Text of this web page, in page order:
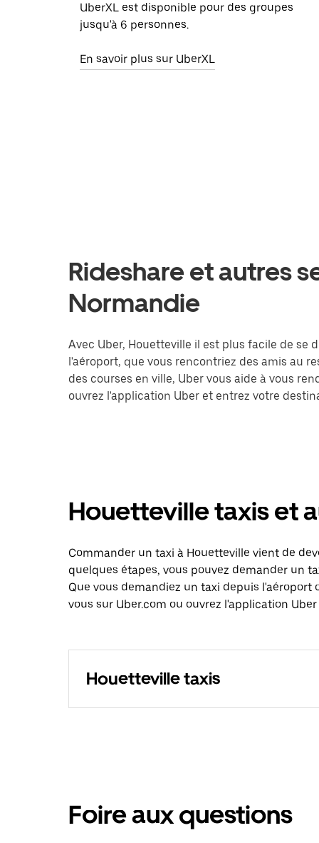
UberXL est disponible pour des groupes
jusqu'à 6 personnes.
En savoir plus sur UberXL
Rideshare et autres
Normandie
Avec Uber, Houetteville il est plus facile de se
l'aéroport, que vous rencontriez des amis au
des courses en ville, Uber vous aide à vous
ouvrez l'application Uber et entrez votre
Houetteville taxis et
Commander un taxi à Houetteville vient de
quelques étapes, vous pouvez demander un
Que vous demandiez un taxi depuis
vous sur Uber.com ou ouvrez l'application
Houetteville taxis
Foire aux questions